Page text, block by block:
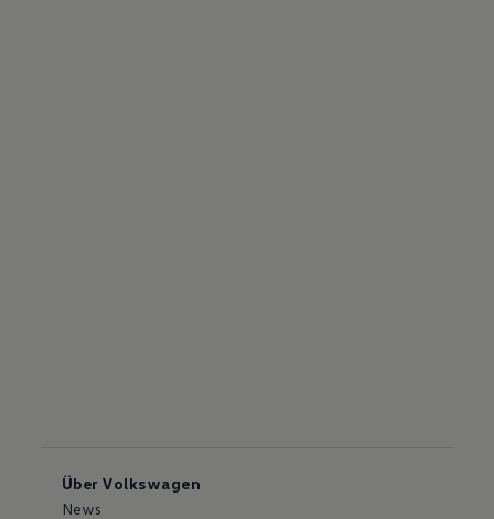
Über Volkswagen
News